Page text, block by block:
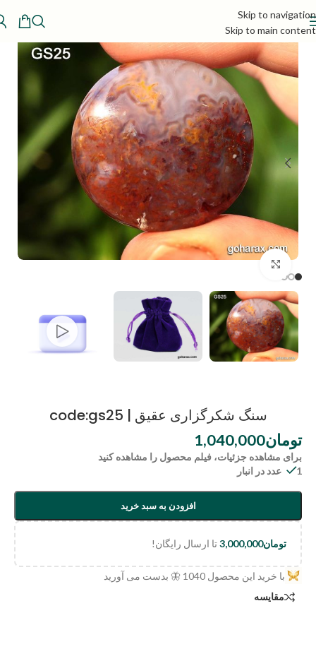
Skip to navigation
Skip to main content
سنگ شکرگزاری عقیق | code:gs25
تومان1,040,000
برای مشاهده جزئیات، فیلم محصول را مشاهده کنید
1 عدد در انبار
افزودن به سبد خرید
تومان3,000,000تا ارسال رایگان!
با خرید این محصول 1040 🦋 بدست می آورید
مقایسه